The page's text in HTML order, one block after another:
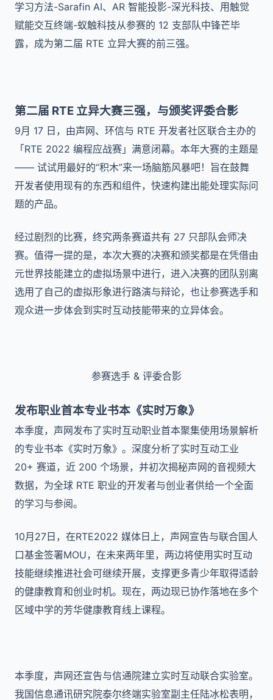
学习方法-Sarafin AI、AR 智能投影-深光科技、用触觉
赋能交互终端-蚁触科技从参赛的 12 支部队中锋芒毕
露，成为第二届 RTE 立异大赛的前三强。
第二届 RTE 立异大赛三强，与颁奖评委合影
9月 17 日，由声网、环信与 RTE 开发者社区联合主办的
「RTE 2022 编程应战赛」满意闭幕。本年大赛的主题是
—— 试试用最好的“积木”来一场脑筋风暴吧！旨在鼓舞
开发者使用现有的东西和组件，快速构建出能处理实际问
题的产品。
经过剧烈的比赛，终究两条赛道共有 27 只部队会师决
赛。值得一提的是，本次大赛的决赛和颁奖都是在凭借由
元世界技能建立的虚拟场景中进行，进入决赛的团队别离
选用了自己的虚拟形象进行路演与辩论，也让参赛选手和
观众进一步体会到实时互动技能带来的立异体会。
参赛选手 & 评委合影
发布职业首本专业书本《实时万象》
本季度，声网发布了实时互动职业首本聚集使用场景解析
的专业书本《实时万象》。深度分析了实时互动工业
20+ 赛道，近 200 个场景，并初次揭秘声网的音视频大
数据，为全球 RTE 职业的开发者与创业者供给一个全面
的学习与参阅。
10月27日，在RTE2022 媒体日上，声网宣告与联合国人
口基金签署MOU，在未来两年里，两边将使用实时互动
技能继续推进社会可继续开展，支撑更多青少年取得适龄
的健康教育和创业时机。现在，两边现已协作落地在多个
区域中学的芳华健康教育线上课程。
本季度，声网还宣告与信通院建立实时互动联合实验室。
我国信息通讯研究院泰尔终端实验室副主任陆冰松表明，